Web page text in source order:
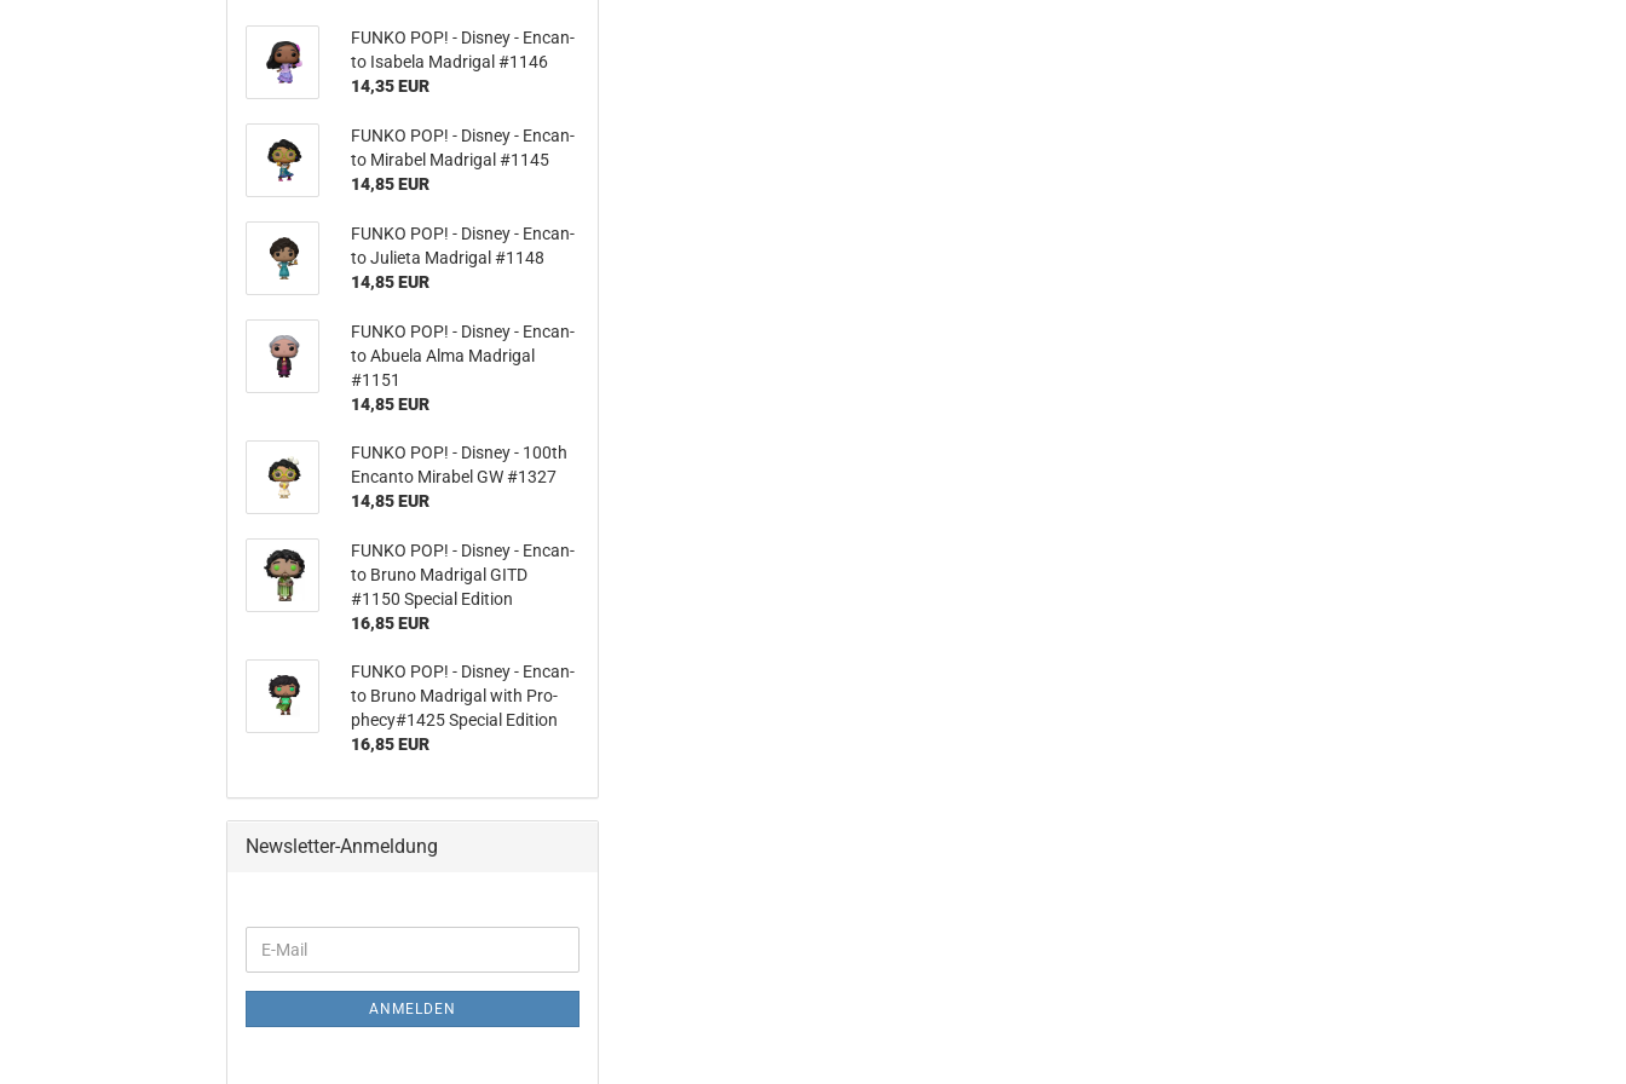
FUNKO POP! - Dis­ney - En­can­
to Isa­be­la Ma­dri­gal #1146
14,35 EUR
FUNKO POP! - Dis­ney - En­can­
to Mi­ra­bel Ma­dri­gal #1145
14,85 EUR
FUNKO POP! - Dis­ney - En­can­
to Ju­lie­ta Ma­dri­gal #1148
14,85 EUR
FUNKO POP! - Dis­ney - En­can­
to Abue­la Alma Ma­dri­gal
#1151
14,85 EUR
FUNKO POP! - Dis­ney - 100th
En­can­to Mi­ra­bel GW #1327
14,85 EUR
FUNKO POP! - Dis­ney - En­can­
to Bruno Ma­dri­gal GITD
#1150 Spe­cial Edi­ti­on
16,85 EUR
FUNKO POP! - Dis­ney - En­can­
to Bruno Ma­dri­gal with Pro­
phe­cy#1425 Spe­cial Edi­ti­on
16,85 EUR
Newsletter-Anmeldung
ZUR
E-
Mail
ANMELDEN